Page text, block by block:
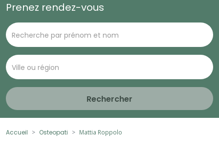
Prenez rendez-vous
Rechercher
Accueil Osteopati Mattia Roppolo